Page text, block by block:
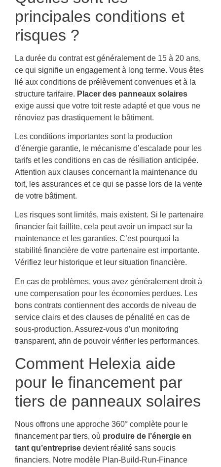
principales conditions et
risques ?
La durée du contrat est généralement de 15 à 20 ans,
ce qui signifie un engagement à long terme. Vous êtes
lié aux conditions de prélèvement convenues et à la
structure tarifaire. Placer des panneaux solaires
exige aussi que votre toit reste adapté et que vous ne
rénoviez pas drastiquement le bâtiment.
Les conditions importantes sont la production
d’énergie garantie, le mécanisme d’escalade pour les
tarifs et les conditions en cas de résiliation anticipée.
Attention aux clauses concernant la maintenance du
toit, les assurances et ce qui se passe lors de la vente
de votre bâtiment.
Les risques sont limités, mais existent. Si le partenaire
financier fait faillite, cela peut avoir un impact sur la
maintenance et les garanties. C’est pourquoi la
stabilité financière de votre partenaire est importante.
Vérifiez leur historique et leur situation financière.
En cas de problèmes, vous avez généralement droit à
une compensation pour les économies perdues. Les
bons contrats contiennent des accords de niveau de
service clairs et des clauses de pénalité en cas de
sous-production. Assurez-vous d’un monitoring
transparent, afin de pouvoir vérifier les performances.
Comment Helexia aide
pour le financement par
tiers de panneaux solaires
Nous offrons une approche 360° complète pour le
financement par tiers, où produire de l’énergie en
tant qu’entreprise devient réalité sans soucis
financiers. Notre modèle Plan-Build-Run-Finance